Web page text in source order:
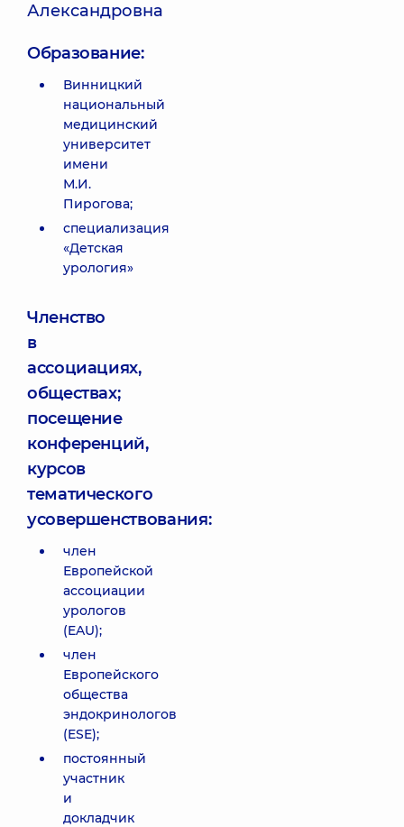
Александровна
Образование:
Винницкий
национальный
медицинский
университет
имени
М.И.
Пирогова;
специализация
«Детская
урология»
Членство
в
ассоциациях,
обществах;
посещение
конференций,
курсов
тематического
усовершенствования:
член
Европейской
ассоциации
урологов
(EAU);
член
Европейского
общества
эндокринологов
(ESE);
постоянный
участник
и
докладчик